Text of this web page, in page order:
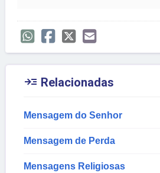
 Relacionadas
Mensagem do Senhor
Mensagem de Perda
Mensagens Religiosas